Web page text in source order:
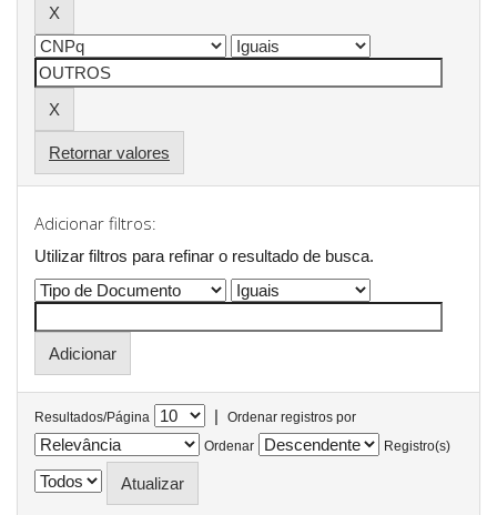
Retornar valores
Adicionar filtros:
Utilizar filtros para refinar o resultado de busca.
Resultados/Página |
Ordenar registros por
Ordenar
Registro(s)